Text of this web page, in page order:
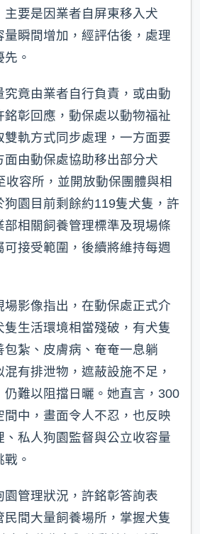
主要是因業者自屏東移入犬
量瞬間增加，經評估後，處理
。
究竟由業者自行負責，或由動
銘彰回應，動保處以動物福祉
雙軌方式同步處理，一方面要
面由動保處協助移出部分犬
收容所，並開放動保團體與相
狗園目前剩餘約119隻犬隻，許
部相關飼養管理標準及現場條
可接受範圍，後續將維持每週
場影像指出，在動保處正式介
隻生活環境相當殘破，有犬隻
包紮、皮膚病、奄奄一息躺
有排泄物，遮蔽設施不足，
仍難以阻擋日曬。她直言，300
間中，畫面令人不忍，也反映
、私人狗園監督與公立收容量
。
園管理狀況，許銘彰答詢表
間大量飼養場所，掌握犬隻